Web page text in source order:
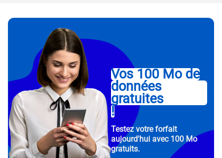
Vos 100 Mo de
données
gratuites
!
Testez votre forfait
aujourd'hui avec 100 Mo
gratuits.